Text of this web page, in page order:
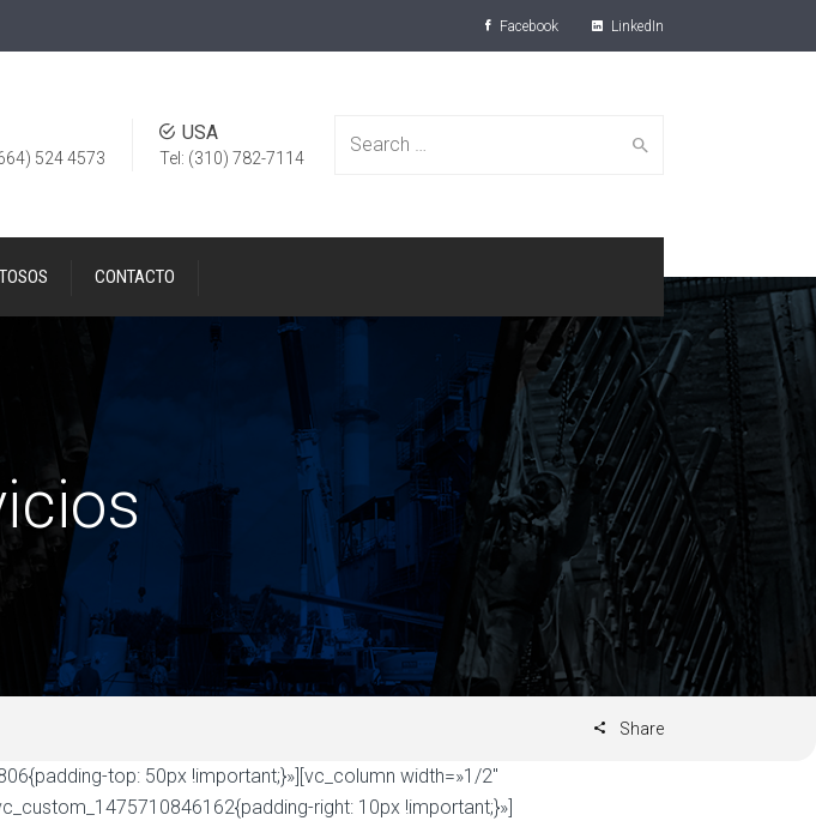
Facebook LinkedIn
Search for:
USA
Tel: (310) 782-7114
524 4573
CONTACTO
Share
top: 50px !important;}»][vc_column width=»1/2″
right: 10px !important;}»]